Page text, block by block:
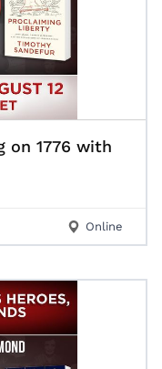
on 1776 with
Online